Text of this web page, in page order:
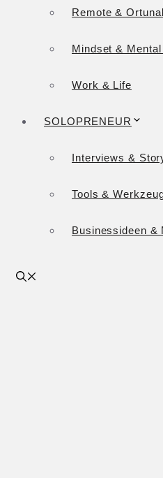
Remote &
Mindset &
Work & Life
SOLOPRENEUR
Interviews &
Tools &
Businessideen &